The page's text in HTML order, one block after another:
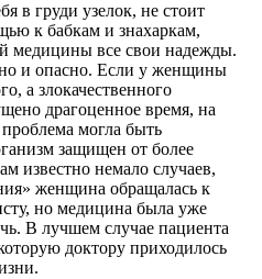
в груди узелок, не стоит
к бабкам и знахаркам,
медицины все свои надежды.
и опасно. Если у женщины
а злокачественного
драгоценное время, на
могла быть
защищен от более
известно немало случаев,
женщина обращалась к
но медицина была уже
В лучшем случае пациента
доктору приходилось